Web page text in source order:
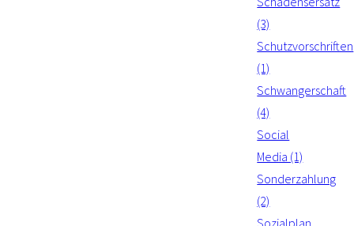
(3)
Schutzvorschriften
(1)
Schwangerschaft
(4)
Social
Media (1)
Sonderzahlung
(2)
Sozialplan